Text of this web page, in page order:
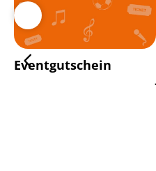
Eventgutschein